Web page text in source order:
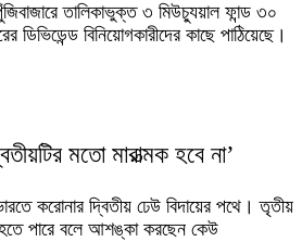
তালিকাভুক্ত ৩ মিউচ্যুয়াল ফান্ড ৩০
বিনিয়োগকারীদের কাছে পাঠিয়েছে।
মতো মারাত্মক হবে না’
করোনার দ্বিতীয় ঢেউ বিদায়ের পথে। তৃতীয়
পারে বলে আশঙ্কা করছেন কেউ